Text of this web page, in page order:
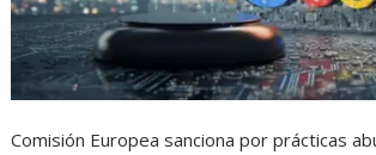
Comisión Europea sanciona por prácticas